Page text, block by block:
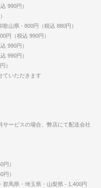
990円）
山県 - 800円（税込 880円）
円（税込 990円）
990円）
990円）
）
ていただきます
サービスの場合、弊店にて配送会社
）
）
馬県・埼玉県・山梨県 - 1,400円